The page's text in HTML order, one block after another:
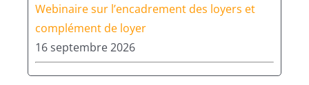
Webinaire sur l’encadrement des loyers et
complément de loyer
16 septembre 2026